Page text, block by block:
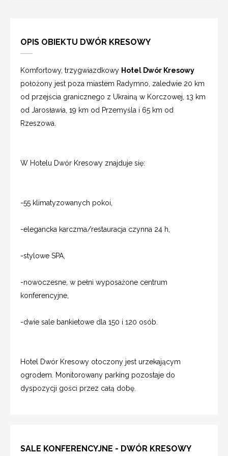
OPIS OBIEKTU DWÓR KRESOWY
Komfortowy, trzygwiazdkowy Hotel Dwór Kresowy
położony jest poza miastem Radymno, zaledwie 20 km
od przejścia granicznego z Ukrainą w Korczowej, 13 km
od Jarosławia, 19 km od Przemyśla i 65 km od
Rzeszowa.
W Hotelu Dwór Kresowy znajduje się:
-55 klimatyzowanych pokoi,
-elegancka karczma/restauracja czynna 24 h,
-stylowe SPA,
-nowoczesne, w pełni wyposażone centrum
konferencyjne,
-dwie sale bankietowe dla 150 i 120 osób.
Hotel Dwór Kresowy otoczony jest urzekającym
ogrodem. Monitorowany parking pozostaje do
dyspozycji gości przez całą dobę.
SALE KONFERENCYJNE - DWÓR KRESOWY